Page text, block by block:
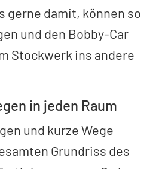
gerne damit, können so
und den Bobby-Car
Stockwerk ins andere
in jeden Raum
und kurze Wege
Grundriss des